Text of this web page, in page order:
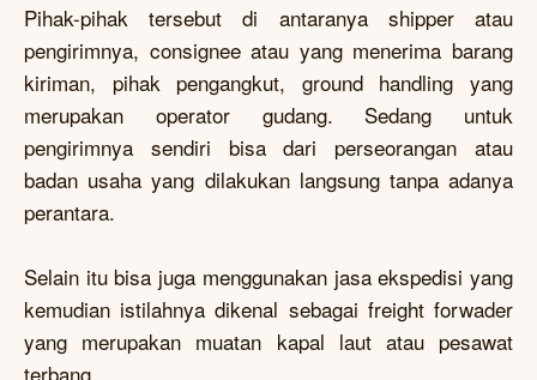
Pihak-pihak tersebut di antaranya shipper atau
pengirimnya, consignee atau yang menerima barang
kiriman, pihak pengangkut, ground handling yang
merupakan operator gudang. Sedang untuk
pengirimnya sendiri bisa dari perseorangan atau
badan usaha yang dilakukan langsung tanpa adanya
perantara.
Selain itu bisa juga menggunakan jasa ekspedisi yang
kemudian istilahnya dikenal sebagai freight forwader
yang merupakan muatan kapal laut atau pesawat
terbang.